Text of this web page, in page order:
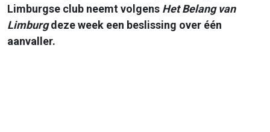
Limburgse club neemt volgens Het Belang van
Limburgdeze week een beslissing over één
aanvaller.